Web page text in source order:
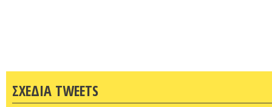
ΣΧΕΔΙΑ TWEETS